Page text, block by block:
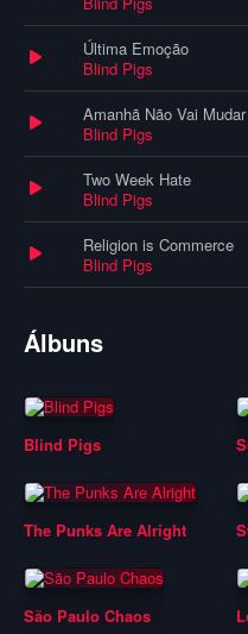
Última Emoção
Blind Pigs
Amanhã Não Vai Mudar
Blind Pigs
Two Week Hate
Blind Pigs
Religion is Commerce
Blind Pigs
Álbuns
Blind Pigs
The Punks Are Alright
São Paulo Chaos